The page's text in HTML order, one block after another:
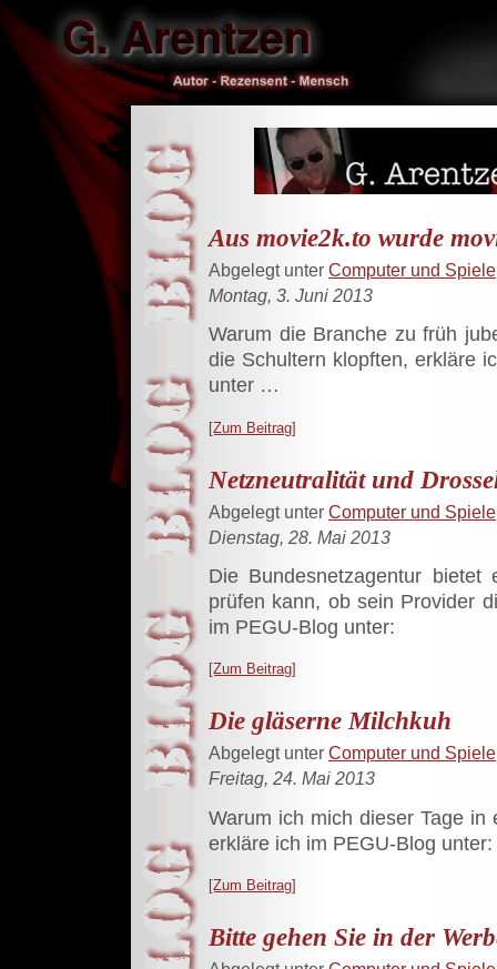
Aus movie2k.to wurde
Abgelegt unter Computer und Spiele
Montag, 3. Juni 2013
Warum die Branche zu früh
die Schultern klopften, erkläre
unter …
[Zum Beitrag]
Netzneutralität und
Abgelegt unter Computer und Spiele
Dienstag, 28. Mai 2013
Die Bundesnetzagentur
prüfen kann, ob sein Provider
im PEGU-Blog unter:
[Zum Beitrag]
Die gläserne Milchkuh
Abgelegt unter Computer und Spiele
Freitag, 24. Mai 2013
Warum ich mich dieser Tage
erkläre ich im PEGU-Blog unter:
[Zum Beitrag]
Bitte gehen Sie in der